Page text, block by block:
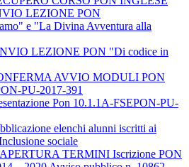
LEZIONE PON
e "La Divina Avventura alla
LEZIONE PON "Di codice in
AVVIO MODULI PON
PU-2017-391
Pon 10.1.1A-FSEPON-PU-
elenchi alunni iscritti ai
sociale
TERMINI Iscrizione PON